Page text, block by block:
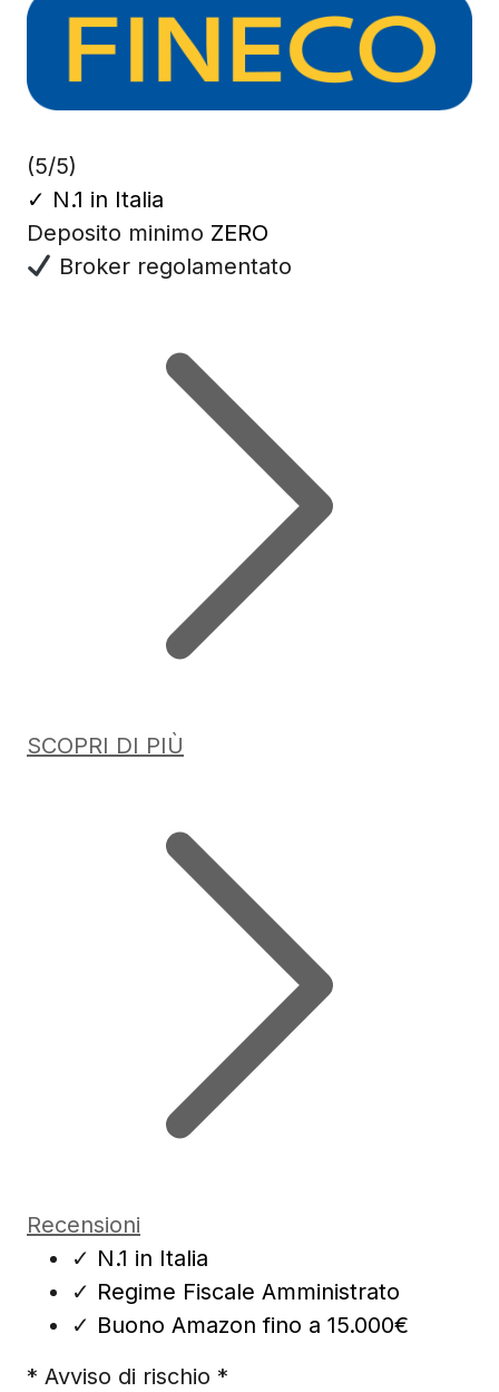
(5/5)
✓ N.1 in Italia
Deposito minimo ZERO
Broker regolamentato
SCOPRI DI PIÙ
Recensioni
✓ N.1 in Italia
✓ Regime Fiscale Amministrato
✓ Buono Amazon fino a 15.000€
* Avviso di rischio *